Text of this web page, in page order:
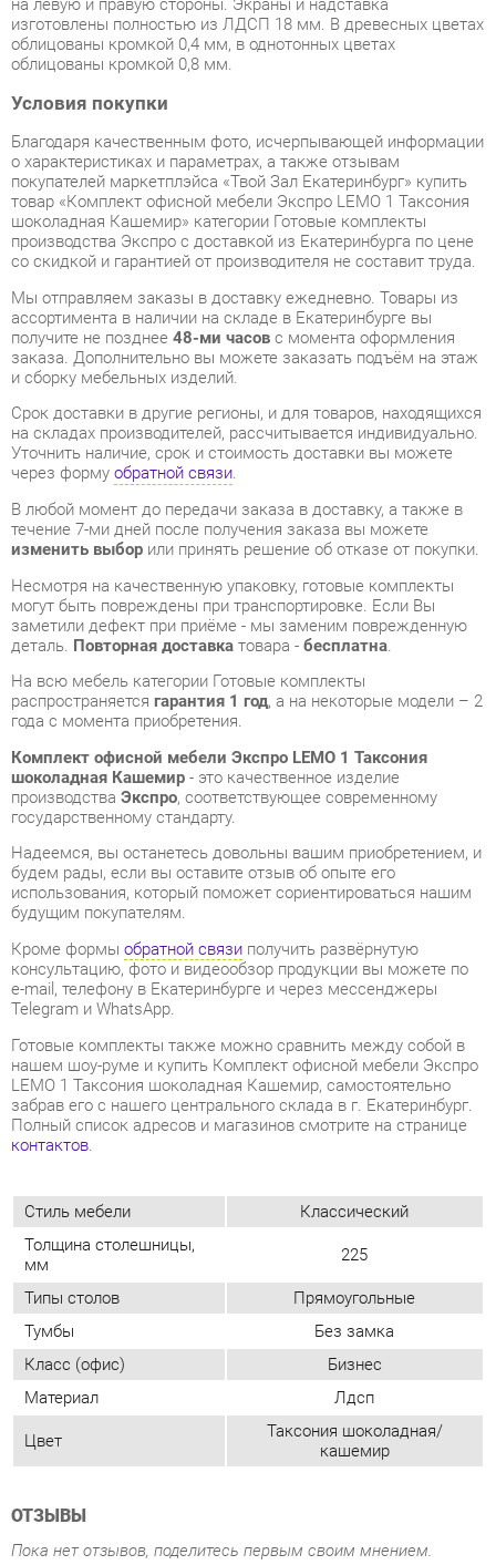
Условия покупки
Благодаря качественным фото, исчерпывающей информации
о характеристиках и параметрах, а также отзывам
покупателей маркетплэйса «Твой Зал Екатеринбург» купить
товар «Комплект офисной мебели Экспро LEMO 1 Таксония
шоколадная Кашемир» категории Готовые комплекты
производства Экспро с доставкой из Екатеринбурга по цене
со скидкой и гарантией от производителя не составит труда.
Мы отправляем заказы в доставку ежедневно. Товары из
ассортимента в наличии на складе в Екатеринбурге вы
получите не позднее48-ми часовс момента оформления
заказа. Дополнительно вы можете заказать подъём на этаж
Срок доставки в другие регионы, и для товаров, находящихся
на складах производителей, рассчитывается индивидуально.
Уточнить наличие, срок и стоимость доставки вы можете
через формуобратной связи.
В любой момент до передачи заказа в доставку, а также в
течение 7-ми дней после получения заказа вы можете
изменить выборили принять решение об отказе от покупки.
Несмотря на качественную упаковку, готовые комплекты
могут быть повреждены при транспортировке. Если Вы
заметили дефект при приёме - мы заменим поврежденную
деталь.Повторная доставкатовара -бесплатна.
распространяетсягарантия 1 год, а на некоторые модели – 2
года с момента приобретения.
Комплект офисной мебели Экспро LEMO 1 Таксония
производстваЭкспро, соответствующее современному
государственному стандарту.
будем рады, если вы оставите отзыв об опыте его
использования, который поможет сориентироваться нашим
будущим покупателям.
Кроме формы
обратной связи
консультацию, фото и видеообзор продукции вы можете по
e-mail, телефону в Екатеринбурге и через мессенджеры
Telegram и WhatsApp.
Готовые комплекты также можно сравнить между собой в
нашем шоу-руме и купить Комплект офисной мебели Экспро
LEMO 1 Таксония шоколадная Кашемир, самостоятельно
забрав его с нашего центрального склада в г. Екатеринбург.
Полный список адресов и магазинов смотрите на странице
контактов.
Стиль мебели
Классический
Толщина столешницы,
мм
225
Тумбы
Без замка
Класс (офис)
Бизнес
Материал
Лдсп
Цвет Таксония шоколадная/
кашемир
ОТЗЫВЫ
Пока нет отзывов, поделитесь первым своим мнением.
ПОХОЖИЕ ТОВАРЫ